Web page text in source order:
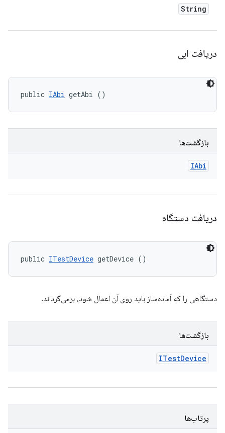
String
دریافت ابی
public IAbi getAbi ()
بازگشت‌ها
IAbi
دریافت دستگاه
public ITestDevice getDevice ()
دستگاهی را که آماده‌ساز باید روی آن اعمال شود، برمی‌گرداند.
بازگشت‌ها
ITestDevice
پرتاب‌ها